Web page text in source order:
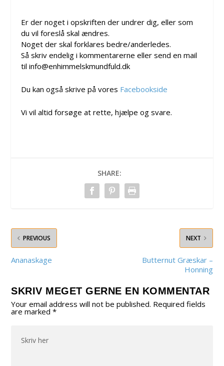
Er der noget i opskriften der undrer dig, eller som
du vil foreslå skal ændres.
Noget der skal forklares bedre/anderledes.
Så skriv endelig i kommentarerne eller send en mail
til info@enhimmelskmundfuld.dk
Du kan også skrive på vores Facebookside
Vi vil altid forsøge at rette, hjælpe og svare.
SHARE:
PREVIOUS
Ananaskage
NEXT
Butternut Græskar –
Honning
SKRIV MEGET GERNE EN KOMMENTAR
Your email address will not be published. Required fields
are marked*